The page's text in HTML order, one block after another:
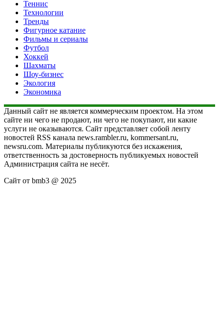
Теннис
Технологии
Тренды
Фигурное катание
Фильмы и сериалы
Футбол
Хоккей
Шахматы
Шоу-бизнес
Экология
Экономика
Данный сайт не является коммерческим проектом. На этом
сайте ни чего не продают, ни чего не покупают, ни какие
услуги не оказываются. Сайт представляет собой ленту
новостей RSS канала news.rambler.ru, kommersant.ru,
newsru.com. Материалы публикуются без искажения,
ответственность за достоверность публикуемых новостей
Администрация сайта не несёт.
Сайт от bmb3 @ 2025